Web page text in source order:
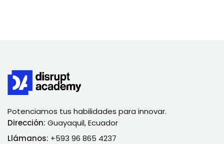
Potenciamos tus habilidades para innovar.
Dirección: Guayaquil, Ecuador
Llámanos: +593 96 865 4237